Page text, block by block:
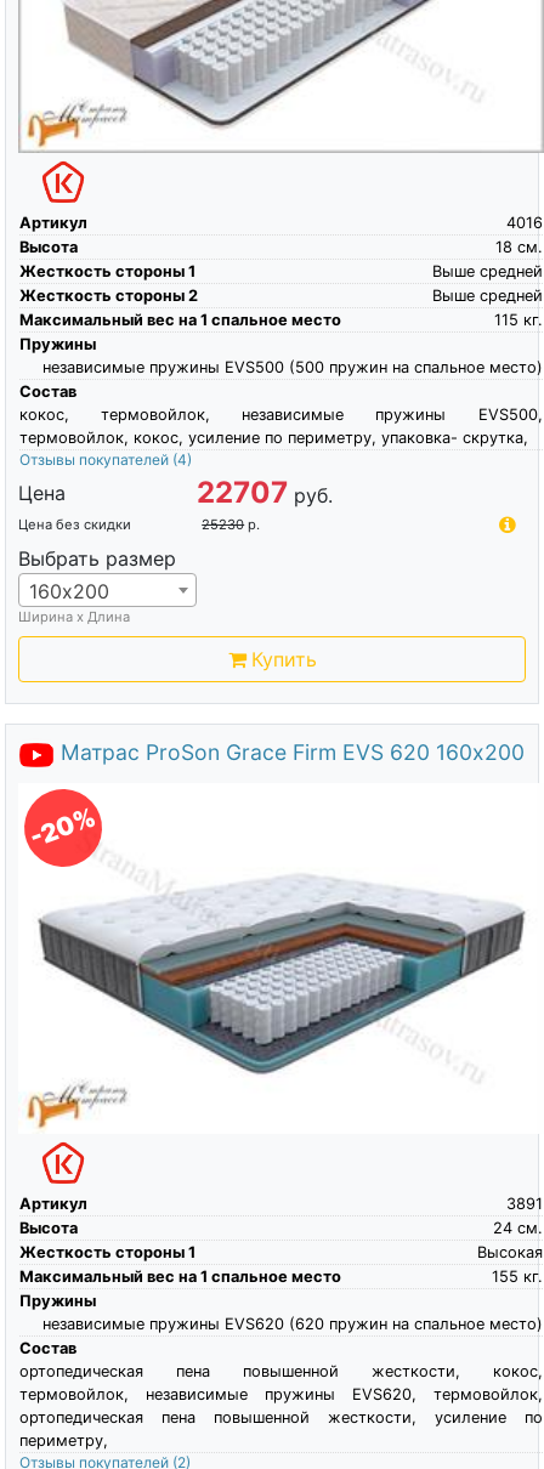
Артикул
4016
Высота
см.
18
Жесткость стороны 1
Выше средней
Жесткость стороны 2
Выше средней
Максимальный вес на 1 спальное место
кг.
115
Пружины
независимые пружины EVS500 (500 пружин на спальное место)
Состав
кокос, термовойлок, независимые пружины EVS500,
термовойлок, кокос, усиление по периметру, упаковка- скрутка,
Отзывы покупателей (4)
Цена 22707 руб.
Цена без скидки 25230 р.
Выбрать размер
160х200
Ширина х Длина
Купить
Матрас ProSon Grace Firm EVS 620 160х200
-20%
Артикул
3891
Высота
см.
24
Жесткость стороны 1
Высокая
Максимальный вес на 1 спальное место
кг.
155
Пружины
независимые пружины EVS620 (620 пружин на спальное место)
Состав
ортопедическая пена повышенной жесткости, кокос,
термовойлок, независимые пружины EVS620, термовойлок,
ортопедическая пена повышенной жесткости, усиление по
периметру,
Отзывы покупателей (2)